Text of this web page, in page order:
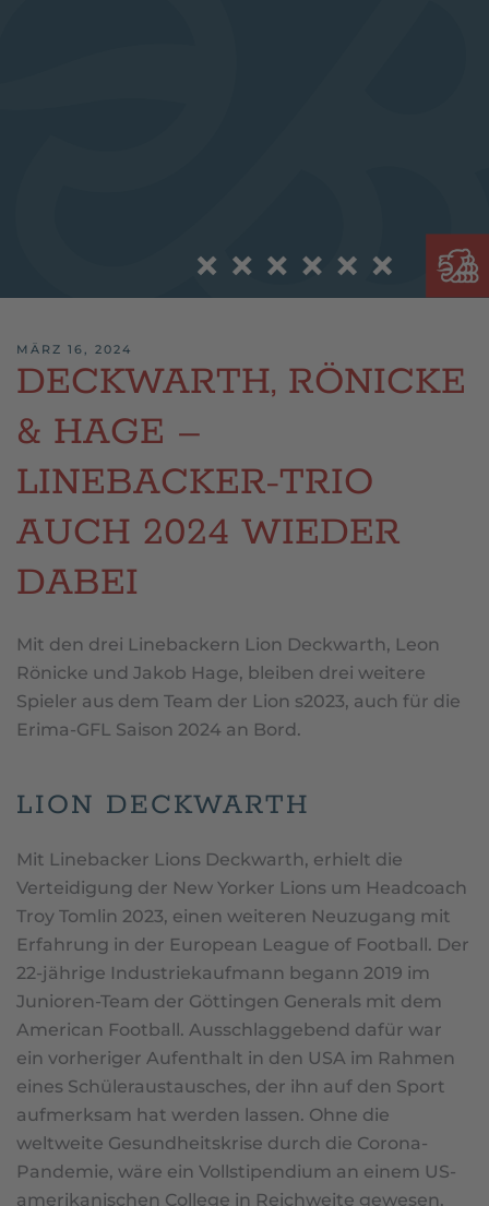
MÄRZ 16, 2024
DECKWARTH, RÖNICKE
& HAGE –
LINEBACKER-TRIO
AUCH 2024 WIEDER
DABEI
Mit den drei Linebackern Lion Deckwarth, Leon
Rönicke und Jakob Hage, bleiben drei weitere
Spieler aus dem Team der Lion s2023, auch für die
Erima-GFL Saison 2024 an Bord.
LION DECKWARTH
Mit Linebacker Lions Deckwarth, erhielt die
Verteidigung der New Yorker Lions um Headcoach
Troy Tomlin 2023, einen weiteren Neuzugang mit
Erfahrung in der European League of Football. Der
22-jährige Industriekaufmann begann 2019 im
Junioren-Team der Göttingen Generals mit dem
American Football. Ausschlaggebend dafür war
ein vorheriger Aufenthalt in den USA im Rahmen
eines Schüleraustausches, der ihn auf den Sport
aufmerksam hat werden lassen. Ohne die
weltweite Gesundheitskrise durch die Corona-
Pandemie, wäre ein Vollstipendium an einem US-
amerikanischen College in Reichweite gewesen,